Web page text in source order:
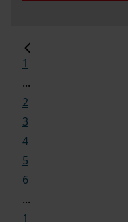
1
...
2
3
4
5
6
...
1